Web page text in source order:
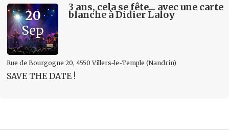
20
Sep
3 ans, cela se fête... avec une carte
blanche à Didier Laloy
Rue de Bourgogne 20, 4550 Villers-le-Temple (Nandrin)
SAVE THE DATE !